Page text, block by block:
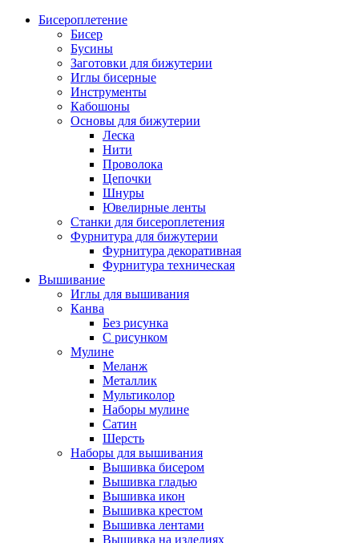
Бисероплетение
Бисер
Бусины
Заготовки для бижутерии
Иглы бисерные
Инструменты
Кабошоны
Основы для бижутерии
Леска
Нити
Проволока
Цепочки
Шнуры
Ювелирные ленты
Станки для бисероплетения
Фурнитура для бижутерии
Фурнитура декоративная
Фурнитура техническая
Вышивание
Иглы для вышивания
Канва
Без рисунка
С рисунком
Мулине
Меланж
Металлик
Мультиколор
Наборы мулине
Сатин
Шерсть
Наборы для вышивания
Вышивка бисером
Вышивка гладью
Вышивка икон
Вышивка крестом
Вышивка лентами
Вышивка на изделиях